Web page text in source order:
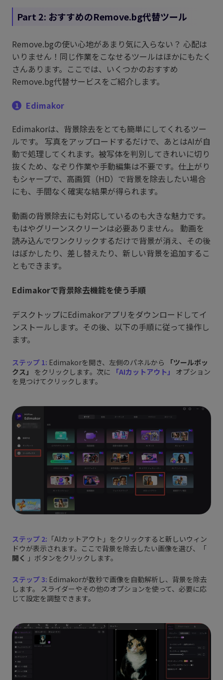
Part 2: おすすめのRemove.bg代替ツール
Remove.bgの使い心地があまり気に入らない？ 心配は
いりません！同じ作業をこなせるツールはほかにもたく
さんあります。ここでは、いくつかのおすすめ
Remove.bg代替サービスをご紹介します。
1
Edimakor
Edimakorは、背景除去をとても簡単にしてくれるツー
ルです。 写真をアップロードするだけで、あとはAIが自
動で処理してくれます。被写体を判別してきれいに切り
抜くため、なぞり作業や手動編集は不要です。仕上がり
もシャープで、高画質（HD）で背景を除去したい場合
にも、手間なく確実な結果が得られます。
動画の背景除去にも対応しているのも大きな魅力です。
もはやグリーンスクリーンは必要ありません。 動画を
読み込んでワンクリックするだけで背景が消え、その後
はぼかしたり、差し替えたり、新しい背景を追加するこ
ともできます。
Edimakorで背景除去機能を使う手順
デスクトップにEdimakorアプリをダウンロードしてイ
ンストールします。その後、以下の手順に従って操作し
ます。
ステップ 1: Edimakorを開き、左側のパネルから
「ツールボッ
クス」 をクリックします。次に 「AIカットアウト」
オプション
を見つけてクリックします。
ステップ 2: 「AIカットアウト」をクリックすると新しいウィン
ドウが表示されます。ここで背景を除去したい画像を選び、「
開く 」ボタンをクリックします。
ステップ 3: Edimakorが数秒で画像を自動解析し、背景を除去
します。 スライダーやその他のオプションを使って、必要に応
じて設定を調整できます。